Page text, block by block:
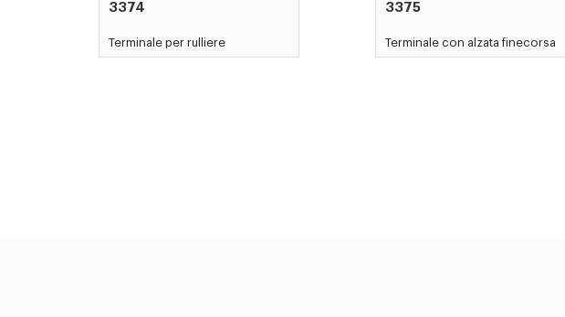
3374
Terminale per rulliere
3375
Terminale con alzata finecorsa